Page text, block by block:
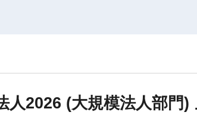
人2026 (大規模法人部門)